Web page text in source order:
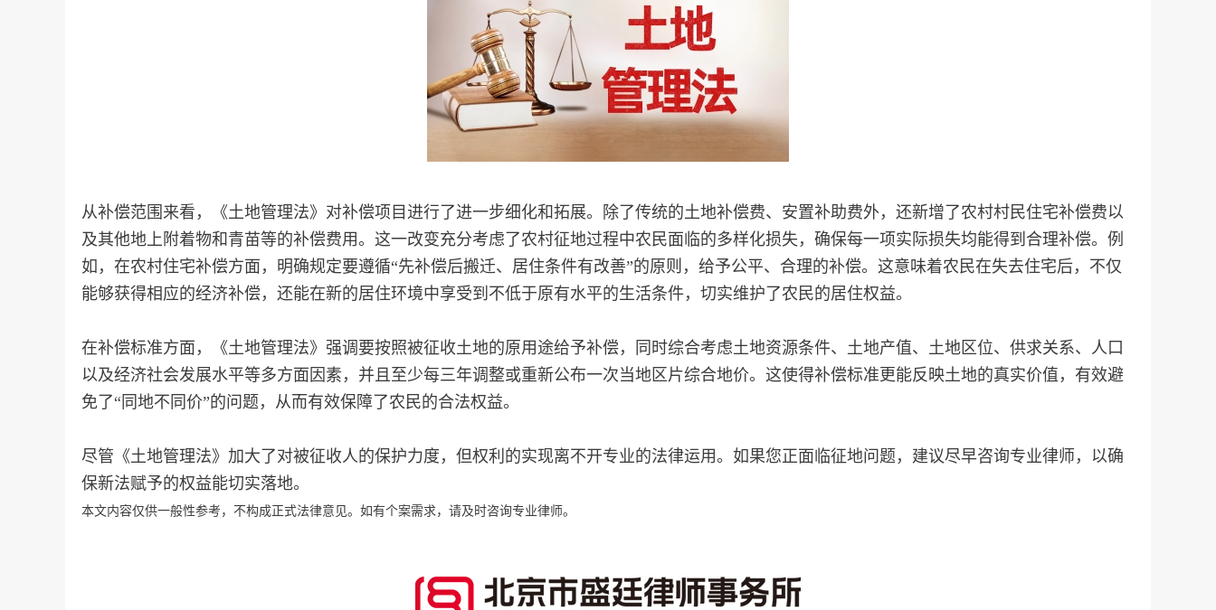
从补偿范围来看，《土地管理法》对补偿项目进行了进一步细化和拓展。除了传统的土地补偿费、安置补助费外，还新增了农村村民住宅补偿费以
及其他地上附着物和青苗等的补偿费用。这一改变充分考虑了农村征地过程中农民面临的多样化损失，确保每一项实际损失均能得到合理补偿。例
如，在农村住宅补偿方面，明确规定要遵循“先补偿后搬迁、居住条件有改善”的原则，给予公平、合理的补偿。这意味着农民在失去住宅后，不仅
能够获得相应的经济补偿，还能在新的居住环境中享受到不低于原有水平的生活条件，切实维护了农民的居住权益。
在补偿标准方面，《土地管理法》强调要按照被征收土地的原用途给予补偿，同时综合考虑土地资源条件、土地产值、土地区位、供求关系、人口
以及经济社会发展水平等多方面因素，并且至少每三年调整或重新公布一次当地区片综合地价。这使得补偿标准更能反映土地的真实价值，有效避
免了“同地不同价”的问题，从而有效保障了农民的合法权益。
尽管《土地管理法》加大了对被征收人的保护力度，但权利的实现离不开专业的法律运用。如果您正面临征地问题，建议尽早咨询专业律师，以确
保新法赋予的权益能切实落地。
本文内容仅供一般性参考，不构成正式法律意见。如有个案需求，请及时咨询专业律师。